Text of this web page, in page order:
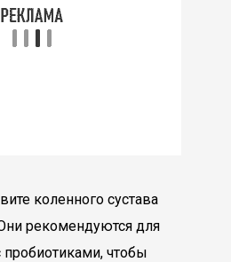
коленного сустава
рекомендуются для
чтобы